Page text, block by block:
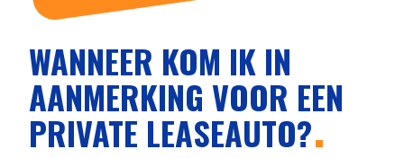
WANNEER KOM IK IN
AANMERKING VOOR EEN
PRIVATE LEASEAUTO?